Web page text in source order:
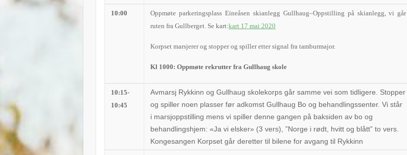
10:00
Oppmøte parkeringsplass Eineåsen skianlegg Gullhaug–Oppstilling på skianlegg, vi går
ruten fra Gullberget. Se kart:kart 17 mai 2020
Korpset marsjerer og stopper og spiller etter signal fra tamburmajor.
Kl 1000: Oppmøte rekrutter fra Gullhaug skole
10:15-
10:45
Avmarsj Rykkinn og Gullhaug skolekorps gårsamme vei som tidligere. Stopper
og spiller noen plasser før adkomstGullhaug Bo og behandlingssenter. Vi står
i marsjoppstilling mens vi spiller denne gangen på baksiden av bo og
behandlingshjem:«Ja vi elsker» (3 vers), ”Norge i rødt, hvitt og blått” to vers.
Kongesangen Korpsetgår deretter til bilene for avgang til Rykkinn